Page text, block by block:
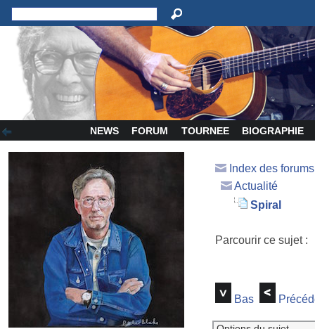
NEWS FORUM TOURNEE BIOGRAPHIE
Index des
Actualité
Spiral
Parcourir ce sujet
Bas